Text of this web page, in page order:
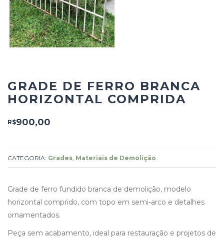
GRADE DE FERRO BRANCA
HORIZONTAL COMPRIDA
R$900,00
CATEGORIA: Grades Materiais de Demolição
Grade de ferro fundido branca de demolição, modelo
horizontal comprido, com topo em semi-arco e detalhes
ornamentados.
Peça sem acabamento, ideal para restauração e projetos de